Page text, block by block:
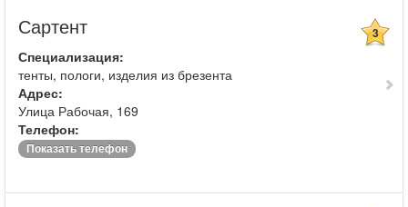
Сартент 3
Специализация:
тенты, пологи, изделия из брезента
Адрес:
Улица Рабочая, 169
Телефон:
Показать телефон